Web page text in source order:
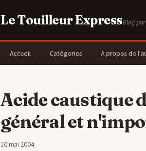
Le Touilleur ExpressBlog
Accueil Catégories A propos de
Acide caustique
général et
10 mai 2004